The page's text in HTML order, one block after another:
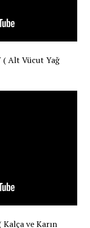
( Alt Vücut Yağ
ve Karın